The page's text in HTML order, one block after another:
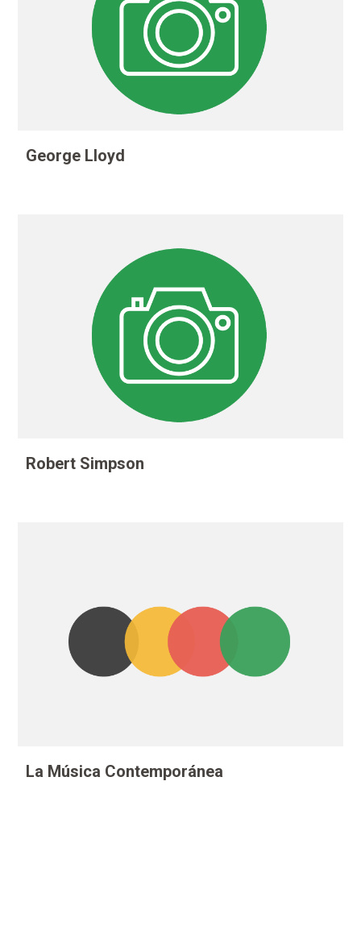
George Lloyd
Robert Simpson
La Música Contemporánea